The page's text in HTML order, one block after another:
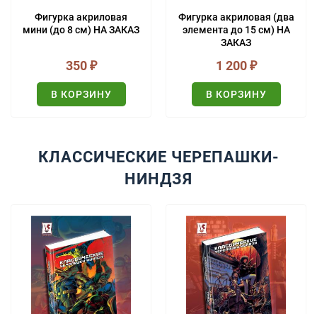
Фигурка акриловая
мини (до 8 см) НА ЗАКАЗ
350₽
В КОРЗИНУ
Фигурка акриловая (два
элемента до 15 см) НА
ЗАКАЗ
1 200₽
В КОРЗИНУ
КЛАССИЧЕСКИЕ ЧЕРЕПАШКИ-
НИНДЗЯ